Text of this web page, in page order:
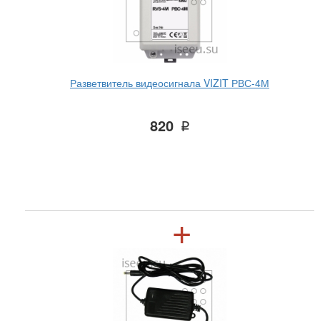
Разветвитель видеосигнала VIZIT РВС-4М
820 q